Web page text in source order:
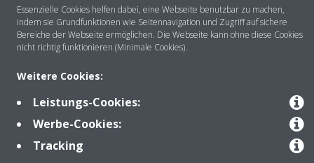
Anwendungsbereiche
Kontakt
Essenzielle Cookies helfen dabei, eine Webseite benutzbar zu machen,
indem sie Grundfunktionen wie Seitennavigation und Zugriff auf sichere
Bereiche der Webseite ermöglichen. Die Webseite kann ohne diese Cookies
nicht richtig funktionieren (Minimale Cookies).
Weitere Cookies:
Leistungs-Cookies:
Werbe-Cookies:
Tracking